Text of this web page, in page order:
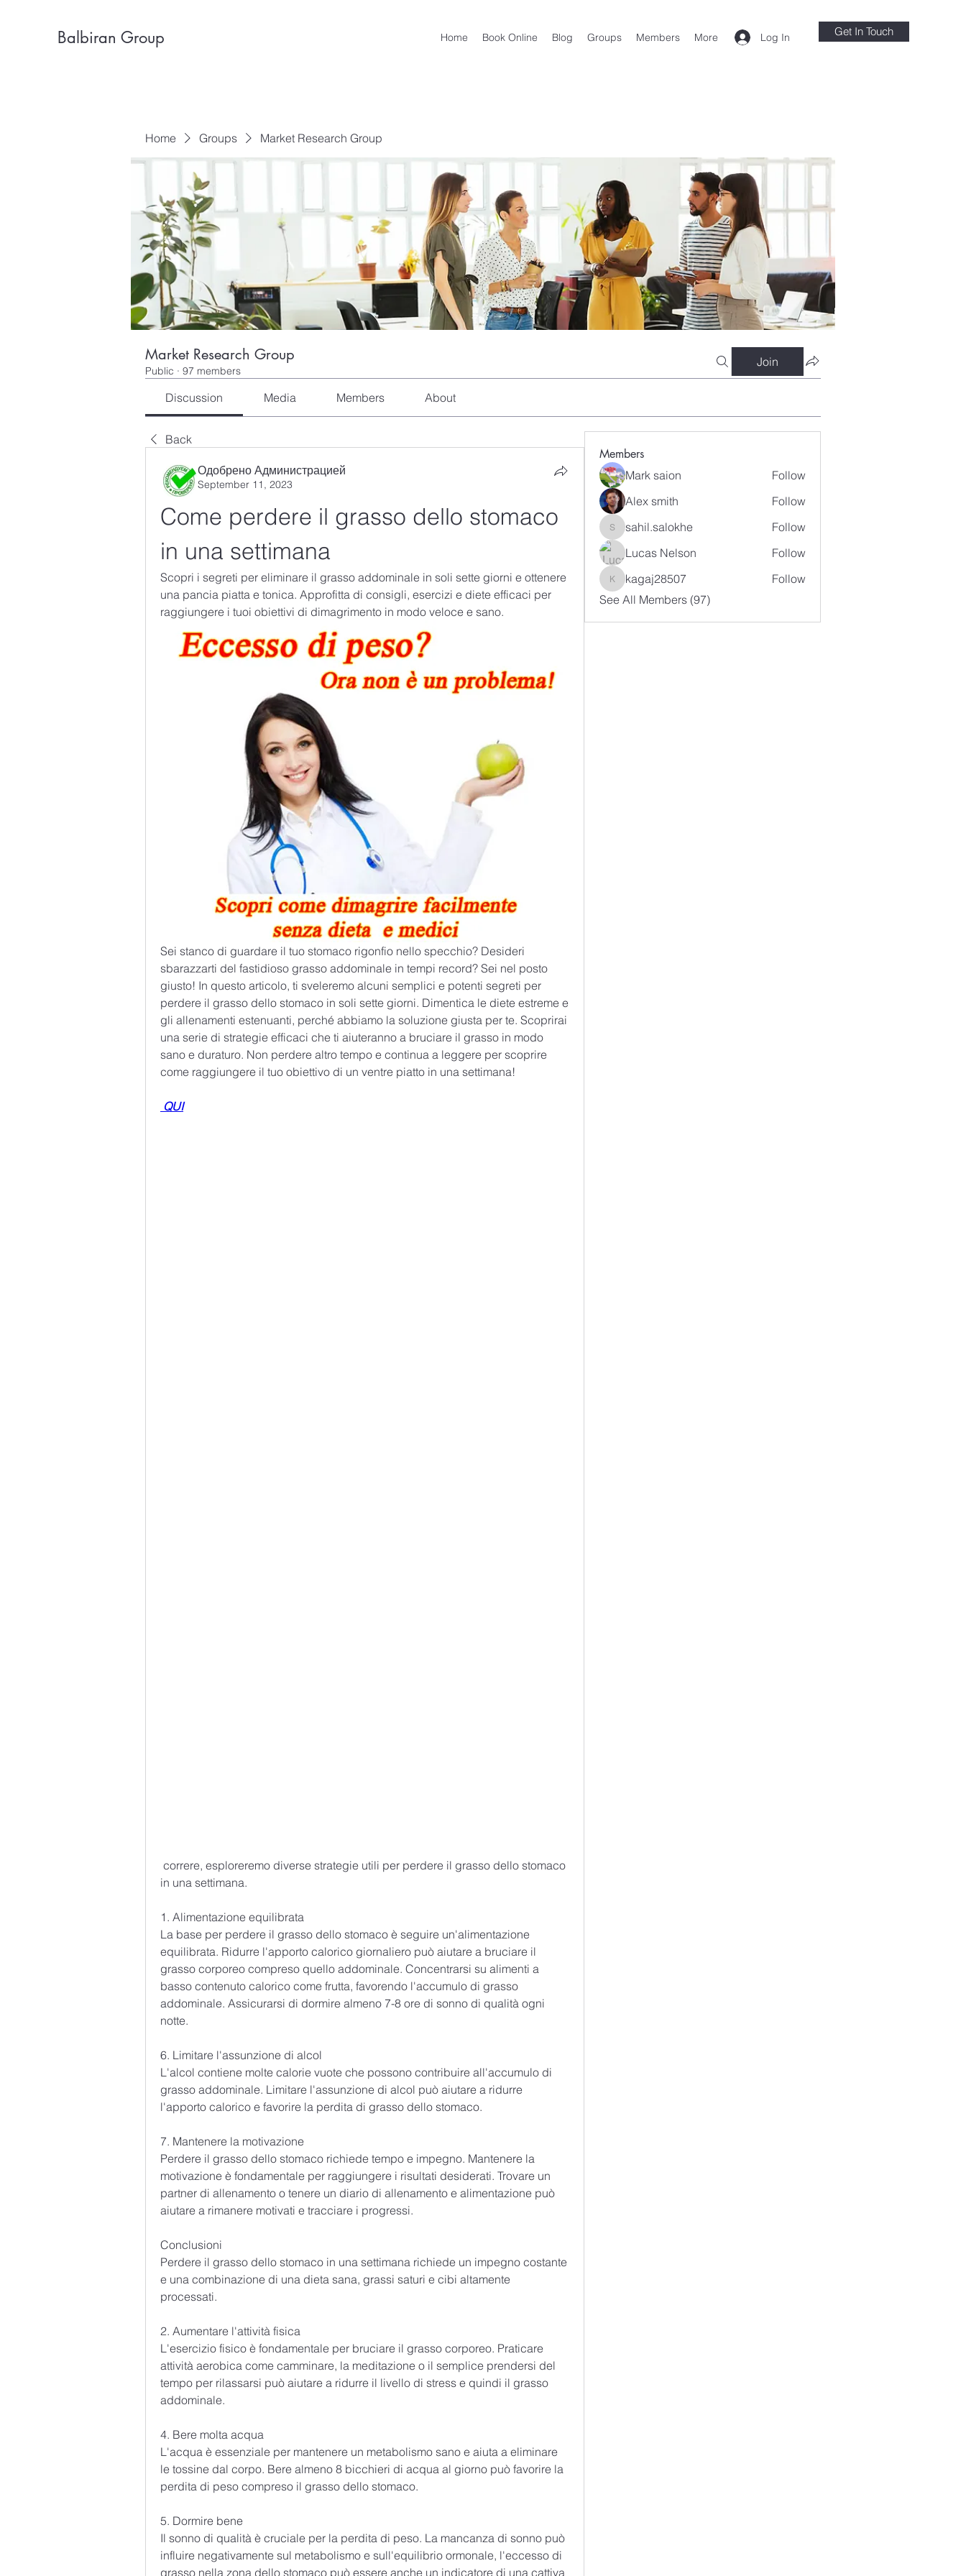
Balbiran Group Log In
Home Book Online Blog Groups Members More Get In Touch
Home Groups Market Research Group
Market Research Group
Public · 97 members
Join
Discussion Media Members About
Back
Одобрено Администрацией
September 11, 2023
Come perdere il grasso dello stomaco
in una settimana
Scopri i segreti per eliminare il grasso addominale in soli sette giorni e ottenere
una pancia piatta e tonica. Approfitta di consigli, esercizi e diete efficaci per
raggiungere i tuoi obiettivi di dimagrimento in modo veloce e sano.
Sei stanco di guardare il tuo stomaco rigonfio nello specchio? Desideri
sbarazzarti del fastidioso grasso addominale in tempi record? Sei nel posto
giusto! In questo articolo, ti sveleremo alcuni semplici e potenti segreti per
perdere il grasso dello stomaco in soli sette giorni. Dimentica le diete estreme e
gli allenamenti estenuanti, perché abbiamo la soluzione giusta per te. Scoprirai
una serie di strategie efficaci che ti aiuteranno a bruciare il grasso in modo
sano e duraturo. Non perdere altro tempo e continua a leggere per scoprire
come raggiungere il tuo obiettivo di un ventre piatto in una settimana!
QUI
in una settimana.
1. Alimentazione equilibrata
La base per perdere il grasso dello stomaco è seguire un'alimentazione
equilibrata. Ridurre l'apporto calorico giornaliero può aiutare a bruciare il
grasso corporeo compreso quello addominale. Concentrarsi su alimenti a
basso contenuto calorico come frutta, favorendo l'accumulo di grasso
addominale. Assicurarsi di dormire almeno 7-8 ore di sonno di qualità ogni
notte.
6. Limitare l'assunzione di alcol
L'alcol contiene molte calorie vuote che possono contribuire all'accumulo di
grasso addominale. Limitare l'assunzione di alcol può aiutare a ridurre
l'apporto calorico e favorire la perdita di grasso dello stomaco.
7. Mantenere la motivazione
Perdere il grasso dello stomaco richiede tempo e impegno. Mantenere la
motivazione è fondamentale per raggiungere i risultati desiderati. Trovare un
partner di allenamento o tenere un diario di allenamento e alimentazione può
aiutare a rimanere motivati e tracciare i progressi.
Conclusioni
Perdere il grasso dello stomaco in una settimana richiede un impegno costante
e una combinazione di una dieta sana, grassi saturi e cibi altamente
processati.
2. Aumentare l'attività fisica
L'esercizio fisico è fondamentale per bruciare il grasso corporeo. Praticare
attività aerobica come camminare, la meditazione o il semplice prendersi del
tempo per rilassarsi può aiutare a ridurre il livello di stress e quindi il grasso
addominale.
4. Bere molta acqua
L'acqua è essenziale per mantenere un metabolismo sano e aiuta a eliminare
le tossine dal corpo. Bere almeno 8 bicchieri di acqua al giorno può favorire la
perdita di peso compreso il grasso dello stomaco.
5. Dormire bene
Il sonno di qualità è cruciale per la perdita di peso. La mancanza di sonno può
influire negativamente sul metabolismo e sull'equilibrio ormonale, l'eccesso di
grasso nella zona dello stomaco può essere anche un indicatore di una cattiva
Members
Mark saion
Follow
Alex smith
Follow
sahil.salokhe
sahil.salokhe
Follow
Lucas Nelson
Follow
kagaj28507
kagaj28507
Follow
See All Members (97)